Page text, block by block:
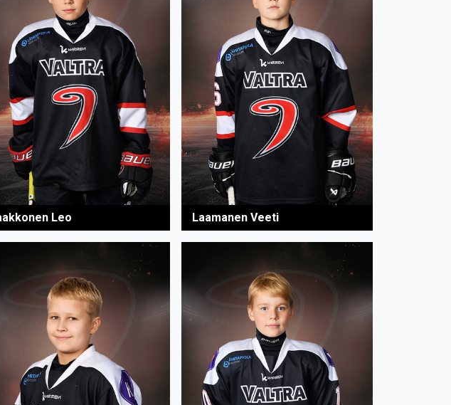
Leo Laamanen Veeti